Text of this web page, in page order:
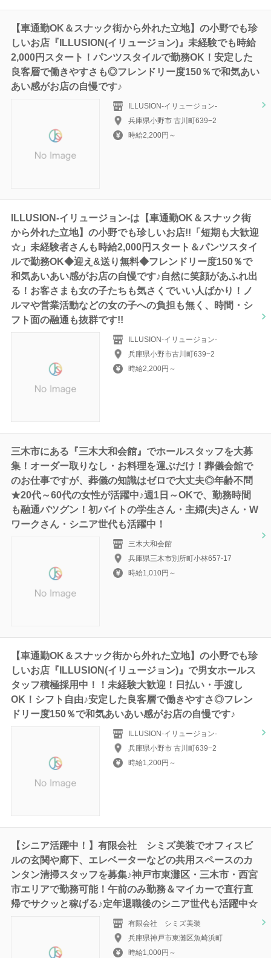
【車通勤OK＆スナック街から外れた立地】の小野でも珍
しいお店『ILLUSION(イリュージョン)』未経験でも時給
2,000円スタート！パンツスタイルで勤務OK！安定した
良客層で働きやすさも◎フレンドリー度150％で和気あい
あい感がお店の自慢です♪
ILLUSION-イリュージョン-
兵庫県小野市 古川町639−2
時給2,200円～
ILLUSION-イリュージョン‐は【車通勤OK＆スナック街
から外れた立地】の小野でも珍しいお店!!「短期も大歓迎
☆」未経験者さんも時給2,000円スタート＆パンツスタイ
ルで勤務OK◆迎え&送り無料◆フレンドリー度150％で
和気あいあい感がお店の自慢です♪自然に笑顔があふれ出
る！お客さまも女の子たちも気さくでいい人ばかり！ノ
ルマや営業活動などの女の子への負担も無く、時間・シ
フト面の融通も抜群です!!
ILLUSION-イリュージョン-
兵庫県小野市古川町639−2
時給2,200円～
三木市にある『三木大和会館』でホールスタッフを大募
集！オーダー取りなし・お料理を運ぶだけ！葬儀会館で
のお仕事ですが、葬儀の知識はゼロで大丈夫◎年齢不問
★20代～60代の女性が活躍中♪週1日～OKで、勤務時間
も融通バツグン！初バイトの学生さん・主婦(夫)さん・W
ワークさん・シニア世代も活躍中！
三木大和会館
兵庫県三木市別所町小林657-17
時給1,010円～
【車通勤OK＆スナック街から外れた立地】の小野でも珍
しいお店『ILLUSION(イリュージョン)』で男女ホールス
タッフ積極採用中！！未経験大歓迎！日払い・手渡し
OK！シフト自由♪安定した良客層で働きやすさ◎フレン
ドリー度150％で和気あいあい感がお店の自慢です♪
ILLUSION-イリュージョン-
兵庫県小野市 古川町639−2
時給1,200円～
【シニア活躍中！】有限会社 シミズ美装でオフィスビ
ルの玄関や廊下、エレベーターなどの共用スペースのカ
ンタン清掃スタッフを募集♪神戸市東灘区・三木市・西宮
市エリアで勤務可能！午前のみ勤務＆マイカーで直行直
帰でサクッと稼げる♪定年退職後のシニア世代も活躍中☆
有限会社 シミズ美装
兵庫県神戸市東灘区魚崎浜町
時給1,000円～